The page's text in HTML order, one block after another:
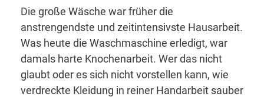
Die große Wäsche war früher die
anstrengendste und zeitintensivste Hausarbeit.
Was heute die Waschmaschine erledigt, war
damals harte Knochenarbeit. Wer das nicht
glaubt oder es sich nicht vorstellen kann, wie
verdreckte Kleidung in reiner Handarbeit sauber